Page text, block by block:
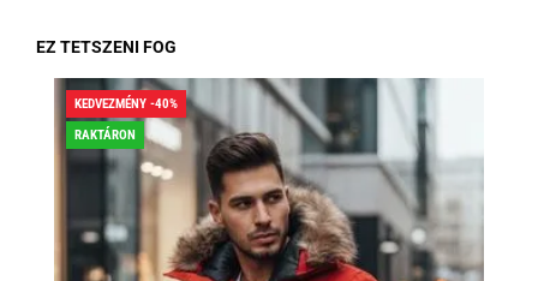
EZ TETSZENI FOG
KEDVEZMÉNY -40%
RAKTÁRON